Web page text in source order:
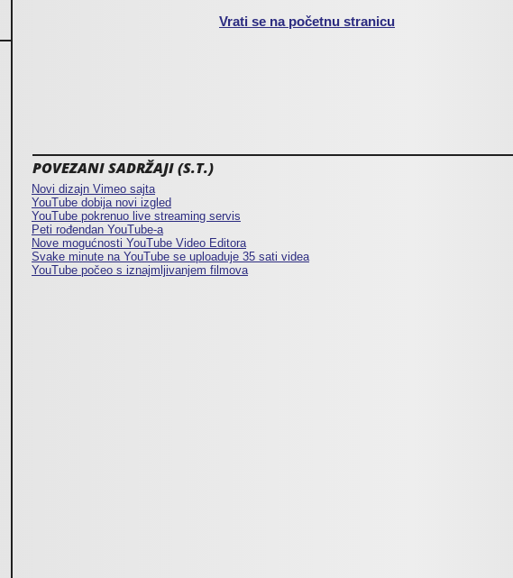
Vrati se na početnu stranicu
POVEZANI SADRŽAJI (S.T.)
Novi dizajn Vimeo sajta
YouTube dobija novi izgled
YouTube pokrenuo live streaming servis
Peti rođendan YouTube-a
Nove mogućnosti YouTube Video Editora
Svake minute na YouTube se uploaduje 35 sati videa
YouTube počeo s iznajmljivanjem filmova